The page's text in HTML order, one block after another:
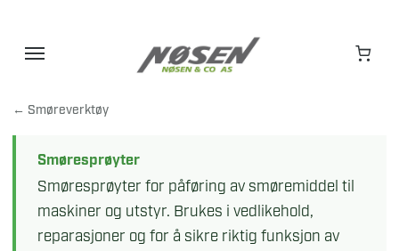
← Smøreverktøy
Smøresprøyter
Smøresprøyter for påføring av smøremiddel til
maskiner og utstyr. Brukes i vedlikehold,
reparasjoner og for å sikre riktig funksjon av